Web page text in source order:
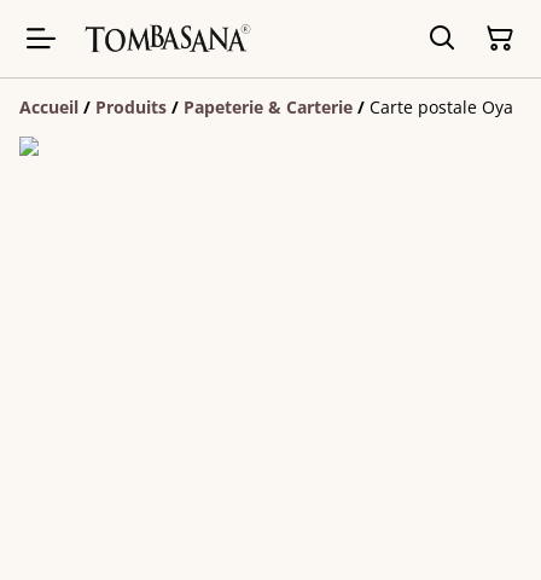
Accueil / Produits / Papeterie & Carterie / Carte postale Oya